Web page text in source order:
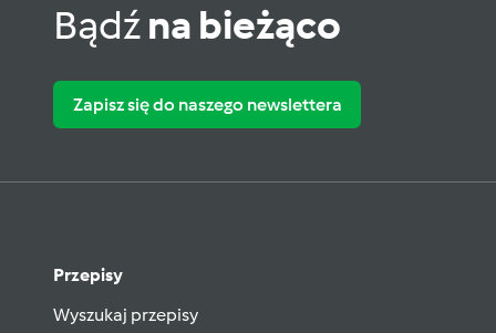
Bądźna bieżąco
Zapisz się do naszego newslettera
Przepisy
Wyszukaj przepisy